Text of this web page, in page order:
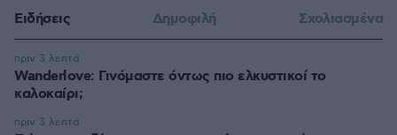
Ειδήσεις Δημοφιλή Σχολιασμένα
Wanderlove: Γινόμαστε όντως πιο ελκυστικοί το
καλοκαίρι;
πριν 3 λεπτά
πριν 3 λεπτά